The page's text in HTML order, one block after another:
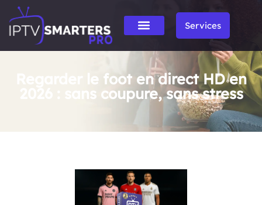
Services
Regarder le foot en direct HD en
2026 : sans coupure, sans stress